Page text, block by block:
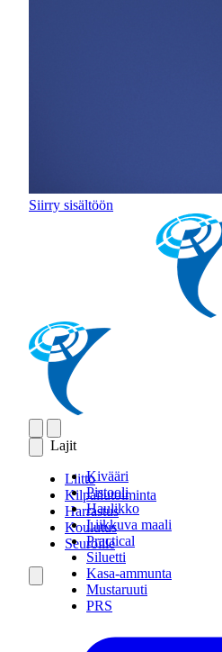
Siirry sisältöön
Lajit
Kivääri
Pistooli
Haulikko
Liikkuva maali
Practical
Siluetti
Kasa-ammunta
Mustaruuti
PRS
Liitto
Kilpailutoiminta
Harrastus
Koulutus
Seuroille